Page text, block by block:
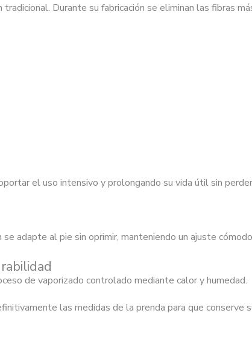
Durante su fabricación se eliminan las fibras
el uso intensivo y prolongando su vida útil sin
adapte al pie sin oprimir, manteniendo un ajuste
de vaporizado controlado mediante calor y humedad.
las medidas de la prenda para que conserve